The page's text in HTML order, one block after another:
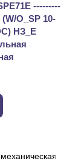
---------
O_SP 10-
НЗ_Е